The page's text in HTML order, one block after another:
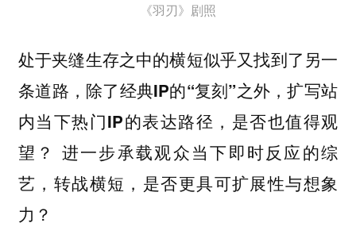
《羽刃》剧照
处于夹缝生存之中的横短似乎又找到了另一
条道路，除了经典IP的“复刻”之外，扩写站
内当下热门IP的表达路径，是否也值得观
望？ 进一步承载观众当下即时反应的综
艺，转战横短，是否更具可扩展性与想象
力？